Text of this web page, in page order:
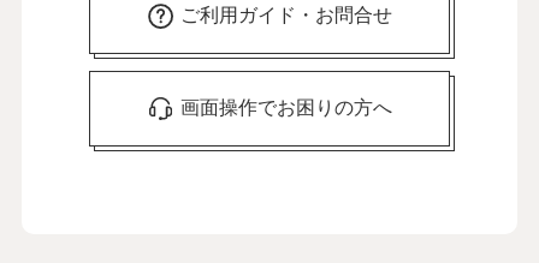
ご利用ガイド・お問合せ
画面操作でお困りの方へ